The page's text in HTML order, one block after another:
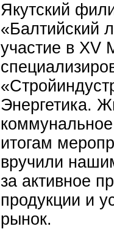
Якутский
«Балтийский
участие в XV
Энергетика.
итогам
вручили
за активное
продукции и
рынок.